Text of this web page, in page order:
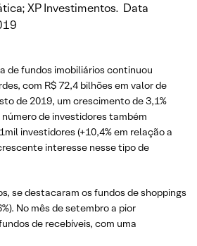
XP Investimentos. Data
de fundos imobiliários continuou
com R$ 72,4 bilhões em valor de
de 2019, um crescimento de 3,1%
número de investidores também
investidores (+10,4% em relação a
interesse nesse tipo de
se destacaram os fundos de shoppings
No mês de setembro a pior
de recebíveis, com uma